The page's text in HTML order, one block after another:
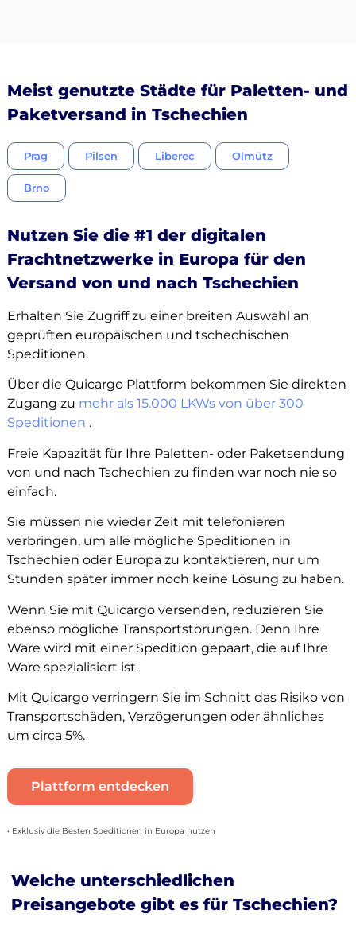
Meist genutzte Städte für Paletten- und
Paketversand in Tschechien
Prag Pilsen Liberec Olmütz
Brno
Nutzen Sie die #1 der digitalen
Frachtnetzwerke in Europa für den
Versand von und nach Tschechien
Erhalten Sie Zugriff zu einer breiten Auswahl an
geprüften europäischen und tschechischen
Speditionen.
Über die Quicargo Plattform bekommen Sie direkten
Zugang zu mehr als 15.000 LKWs von über 300
Speditionen .
Freie Kapazität für Ihre Paletten- oder Paketsendung
von und nach Tschechien zu finden war noch nie so
einfach.
Sie müssen nie wieder Zeit mit telefonieren
verbringen, um alle mögliche Speditionen in
Tschechien oder Europa zu kontaktieren, nur um
Stunden später immer noch keine Lösung zu haben.
Wenn Sie mit Quicargo versenden, reduzieren Sie
ebenso mögliche Transportstörungen. Denn Ihre
Ware wird mit einer Spedition gepaart, die auf Ihre
Ware spezialisiert ist.
Mit Quicargo verringern Sie im Schnitt das Risiko von
Transportschäden, Verzögerungen oder ähnliches
um circa 5%.
Plattform entdecken
• Exklusiv die Besten Speditionen in Europa nutzen
Welche unterschiedlichen
Preisangebote gibt es für Tschechien?